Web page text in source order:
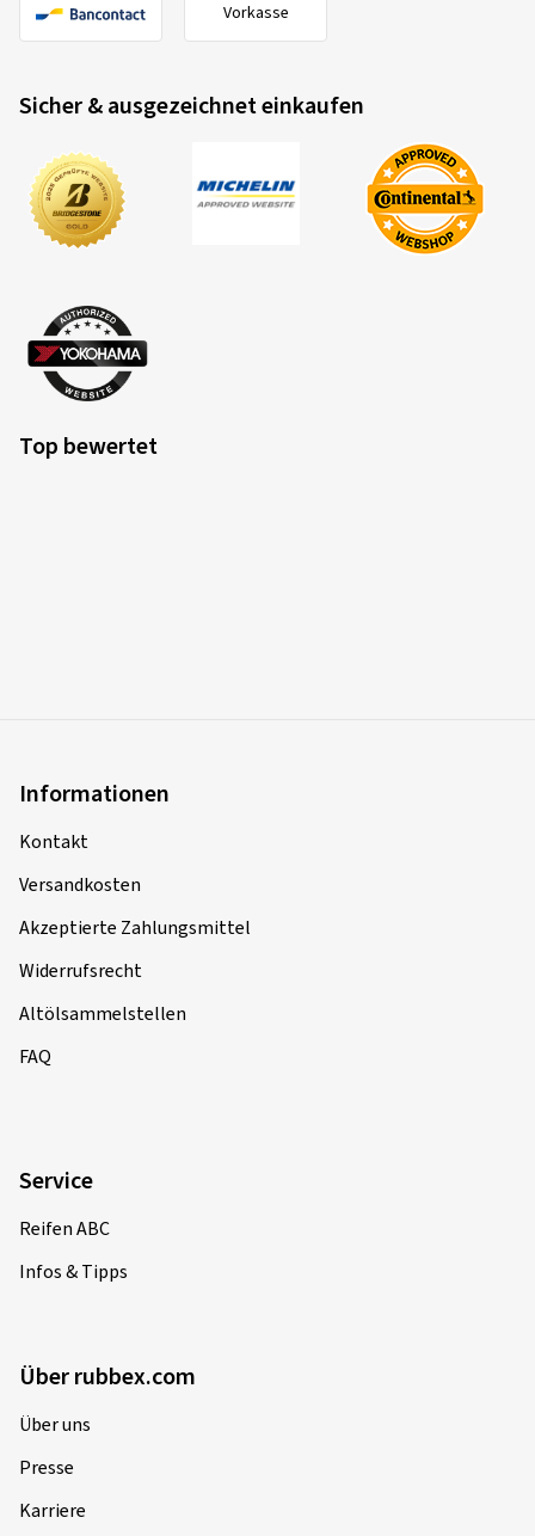
Vorkasse
Sicher & ausgezeichnet einkaufen
Top bewertet
Informationen
Kontakt
Versandkosten
Akzeptierte Zahlungsmittel
Widerrufsrecht
Altölsammelstellen
FAQ
Service
Reifen ABC
Infos & Tipps
Über rubbex.com
Über uns
Presse
Karriere